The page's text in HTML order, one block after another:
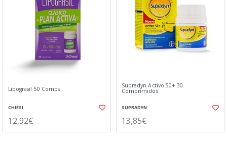
Lipograsil 50 Comps
CHIESI
12,92€
Supradyn Activo 50+ 30
Comprimidos
SUPRADYN
13,85€